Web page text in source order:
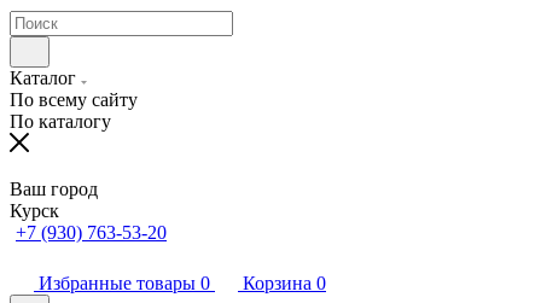
Каталог
По всему сайту
По каталогу
Ваш город
Курск
+7 (930) 763-53-20
Избранные товары 0 Корзина 0